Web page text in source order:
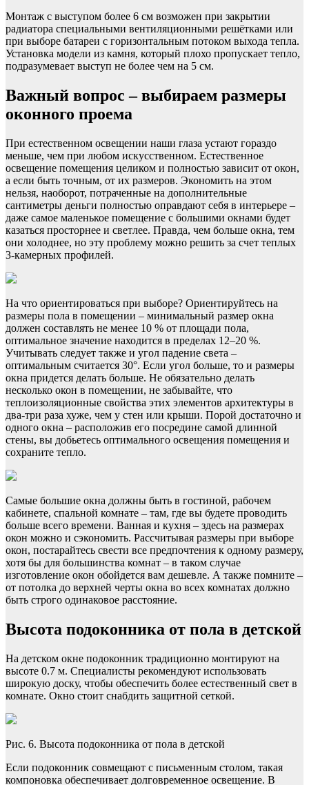
Монтаж с выступом более 6 см возможен при закрытии
радиатора специальными вентиляционными решётками или
при выборе батареи с горизонтальным потоком выхода тепла.
Установка модели из камня, который плохо пропускает тепло,
подразумевает выступ не более чем на 5 см.
Важный вопрос – выбираем размеры
оконного проема
При естественном освещении наши глаза устают гораздо
меньше, чем при любом искусственном. Естественное
освещение помещения целиком и полностью зависит от окон,
а если быть точным, от их размеров. Экономить на этом
нельзя, наоборот, потраченные на дополнительные
сантиметры деньги полностью оправдают себя в интерьере –
даже самое маленькое помещение с большими окнами будет
казаться просторнее и светлее. Правда, чем больше окна, тем
они холоднее, но эту проблему можно решить за счет теплых
3-камерных профилей.
На что ориентироваться при выборе? Ориентируйтесь на
размеры пола в помещении – минимальный размер окна
должен составлять не менее 10 % от площади пола,
оптимальное значение находится в пределах 12–20 %.
Учитывать следует также и угол падение света –
оптимальным считается 30°. Если угол больше, то и размеры
окна придется делать больше. Не обязательно делать
несколько окон в помещении, не забывайте, что
теплоизоляционные свойства этих элементов архитектуры в
два-три раза хуже, чем у стен или крыши. Порой достаточно и
одного окна – расположив его посредине самой длинной
стены, вы добьетесь оптимального освещения помещения и
сохраните тепло.
Самые большие окна должны быть в гостиной, рабочем
кабинете, спальной комнате – там, где вы будете проводить
больше всего времени. Ванная и кухня – здесь на размерах
окон можно и сэкономить. Рассчитывая размеры при выборе
окон, постарайтесь свести все предпочтения к одному размеру,
хотя бы для большинства комнат – в таком случае
изготовление окон обойдется вам дешевле. А также помните –
от потолка до верхней черты окна во всех комнатах должно
быть строго одинаковое расстояние.
Высота подоконника от пола в детской
На детском окне подоконник традиционно монтируют на
высоте 0.7 м. Специалисты рекомендуют использовать
широкую доску, чтобы обеспечить более естественный свет в
комнате. Окно стоит снабдить защитной сеткой.
Рис. 6. Высота подоконника от пола в детской
Если подоконник совмещают с письменным столом, такая
компоновка обеспечивает долговременное освещение. В